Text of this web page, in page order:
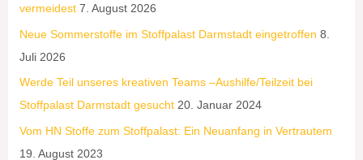
vermeidest 7. August 2026
Neue Sommerstoffe im Stoffpalast Darmstadt eingetroffen 8.
Juli 2026
Werde Teil unseres kreativen Teams –Aushilfe/Teilzeit bei
Stoffpalast Darmstadt gesucht 20. Januar 2024
Vom HN Stoffe zum Stoffpalast: Ein Neuanfang in Vertrautem
19. August 2023